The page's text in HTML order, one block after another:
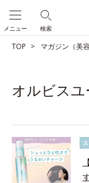
検索
メニュー
TOP マガジン（美
オルビス